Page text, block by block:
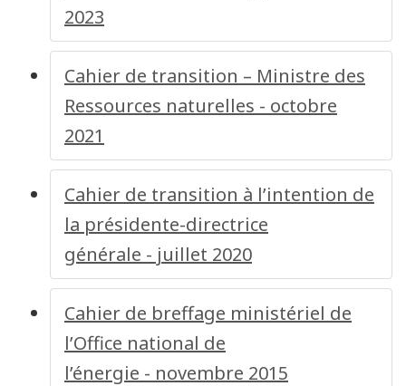
2023
Cahier de transition – Ministre des
Ressources naturelles - octobre
2021
Cahier de transition à l’intention de
la présidente-directrice
générale - juillet 2020
Cahier de breffage ministériel de
l’Office national de
l’énergie - novembre 2015